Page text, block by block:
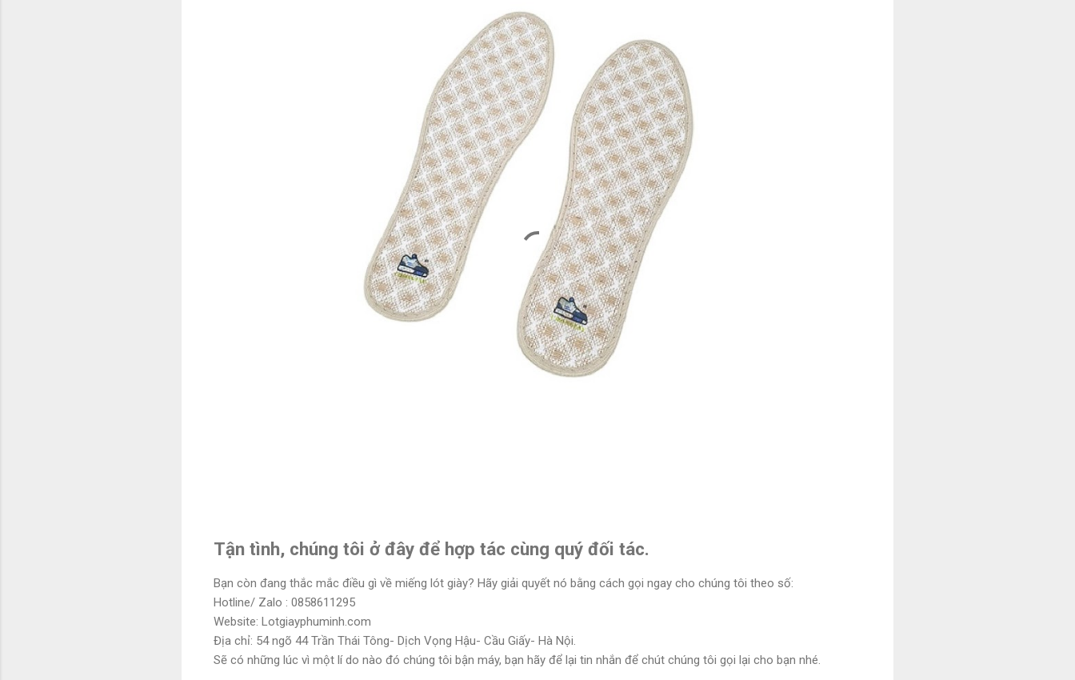
Tận tình, chúng tôi ở đây để hợp tác cùng quý đối tác.
Bạn còn đang thắc mắc điều gì về miếng lót giày? Hãy giải quyết nó bằng cách gọi ngay cho chúng tôi theo số:
Hotline/ Zalo : 0858611295
Website: Lotgiayphuminh.com
Địa chỉ: 54 ngõ 44 Trần Thái Tông- Dịch Vọng Hậu- Cầu Giấy- Hà Nội.
Sẽ có những lúc vì một lí do nào đó chúng tôi bận máy, bạn hãy để lại tin nhắn để chút chúng tôi gọi lại cho bạn nhé.